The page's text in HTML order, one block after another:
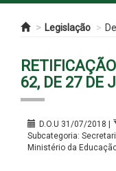
Legislação
62, DE 27 DE
D.O.U 31/07/2018 |
Subcategoria:
Ministério da